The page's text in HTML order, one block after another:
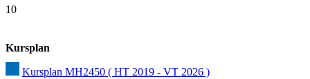
10
Kursplan
Kursplan MH2450 ( HT 2019 - VT 2026 )